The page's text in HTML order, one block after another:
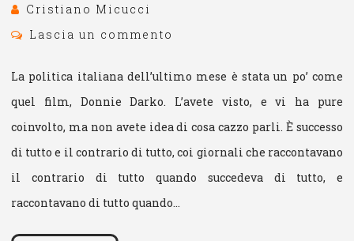
Cristiano Micucci
Lascia un commento
La politica italiana dell’ultimo mese è stata un po’ come
quel film, Donnie Darko. L’avete visto, e vi ha pure
coinvolto, ma non avete idea di cosa cazzo parli. È successo
di tutto e il contrario di tutto, coi giornali che raccontavano
il contrario di tutto quando succedeva di tutto, e
raccontavano di tutto quando…